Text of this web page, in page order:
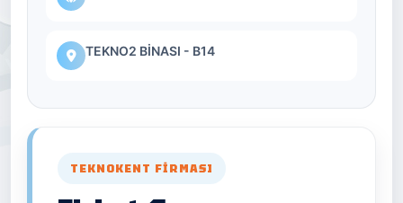
TEKNO2 BİNASI - B14
TEKNOKENT FIRMASI